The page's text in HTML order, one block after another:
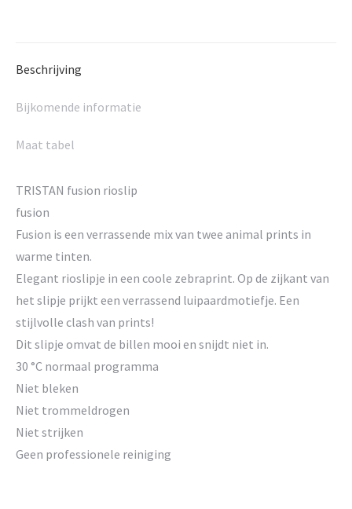
Beschrijving
Bijkomende informatie
Maat tabel
TRISTAN fusion rioslip
fusion
Fusion is een verrassende mix van twee animal prints in
warme tinten.
Elegant rioslipje in een coole zebraprint. Op de zijkant van
het slipje prijkt een verrassend luipaardmotiefje. Een
stijlvolle clash van prints!
Dit slipje omvat de billen mooi en snijdt niet in.
30 °C normaal programma
Niet bleken
Niet trommeldrogen
Niet strijken
Geen professionele reiniging